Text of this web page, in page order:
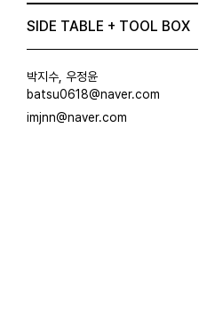
SIDE TABLE + TOOL BOX
박지수, 우정윤
batsu0618@naver.com
imjnn@naver.com